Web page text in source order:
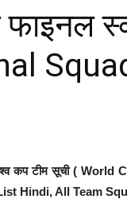
कप टीम सूची (
Hindi, All Team